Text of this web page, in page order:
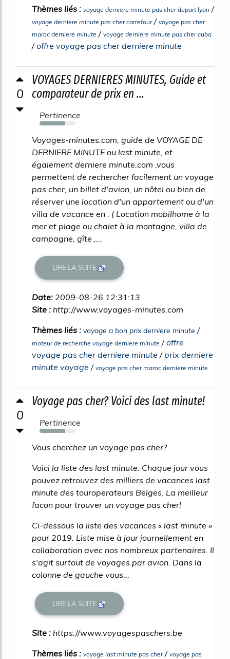
Thèmes liés : voyage derniere minute pas cher depart lyon /
voyage derniere minute pas cher carrefour/ voyage pas cher
maroc derniere minute / voyage derniere minute pas cher cuba
/offre voyage pas cher derniere minute
0
VOYAGES DERNIERES MINUTES, Guide et
comparateur de prix en ...
Pertinence
71%
Voyages-minutes.com, guide de VOYAGE DE
DERNIERE MINUTE ou last minute, et
également derniere minute.com ,vous
permettent de rechercher facilement un voyage
pas cher, un billet d'avion, un hôtel ou bien de
réserver une location d'un appartement ou d'un
villa de vacance en . ( Location mobilhome à la
mer et plage ou chalet à la montagne, villa de
campagne, gîte ,...
LIRE LA SUITE
Date: 2009-08-26 12:31:13
Site : http://www.voyages-minutes.com
Thèmes liés : voyage a bon prix derniere minute /
moteur de recherche voyage derniere minute /offre
voyage pas cher derniere minute / prix derniere
minute voyage / voyage pas cher maroc derniere minute
0
Voyage pas cher? Voici des last minute!
Pertinence
71%
Vous cherchez un voyage pas cher?
Voici la liste des last minute: Chaque jour vous
pouvez retrouvez des milliers de vacances last
minute des touroperateurs Belges. La meilleur
facon pour trouver un voyage pas cher!
Ci-dessous la liste des vacances « last minute »
pour 2019. Liste mise à jour journellement en
collaboration avec nos nombreux partenaires. Il
s'agit surtout de voyages par avion. Dans la
colonne de gauche vous...
LIRE LA SUITE
Site : https://www.voyagespaschers.be
Thèmes liés : voyage last minute pas cher/ voyage pas